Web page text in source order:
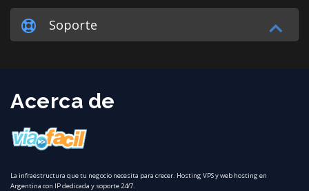
Soporte
Acerca de
La infraestructura que tu negocio necesita para crecer. Hosting VPS y web hosting en
Argentina con IP dedicada y soporte 24/7.